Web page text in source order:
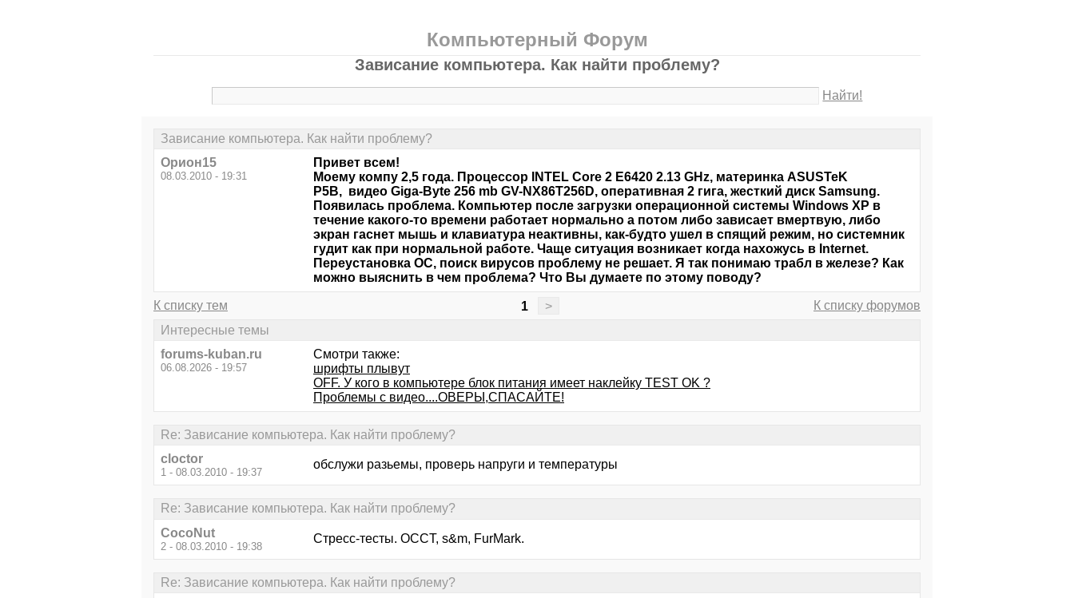
Компьютерный Форум
Зависание компьютера. Как найти проблему?
Найти!
Зависание компьютера. Как найти проблему?
Орион15
08.03.2010 - 19:31
Привет всем!
Моему компу 2,5 года. Процессор INTEL Core 2 E6420 2.13 GHz, материнка ASUSTeK
P5B, видео Giga-Byte 256 mb GV-NX86T256D, оперативная 2 гига, жесткий диск Samsung.
Появилась проблема. Компьютер после загрузки операционной системы Windows XP в
течение какого-то времени работает нормально а потом либо зависает вмертвую, либо
экран гаснет мышь и клавиатура неактивны, как-будто ушел в спящий режим, но системник
гудит как при нормальной работе. Чаще ситуация возникает когда нахожусь в Internet.
Переустановка ОС, поиск вирусов проблему не решает. Я так понимаю трабл в железе? Как
можно выяснить в чем проблема? Что Вы думаете по этому поводу?
К списку тем 1 >
К списку форумов
Интересные темы
forums-kuban.ru
06.08.2026 - 19:57
Смотри также:
шрифты плывут
OFF. У кого в компьютере блок питания имеет наклейку TEST OK ?
Проблемы с видео....ОВЕРЫ,СПАСАЙТЕ!
Re: Зависание компьютера. Как найти проблему?
cloctor
1 - 08.03.2010 - 19:37
обслужи разьемы, проверь напруги и температуры
Re: Зависание компьютера. Как найти проблему?
CocoNut
2 - 08.03.2010 - 19:38
Стресс-тесты. OCCT, s&m, FurMark.
Re: Зависание компьютера. Как найти проблему?